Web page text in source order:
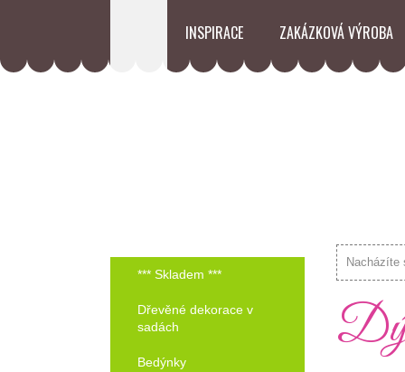
INSPIRACE ZAKÁZKOVÁ VÝROBA
Nacházíte
*** Skladem ***
Dřevěné dekorace v
sadách
Bedýnky